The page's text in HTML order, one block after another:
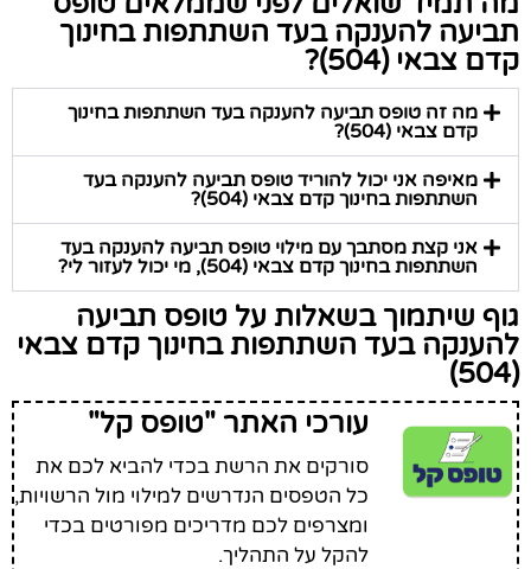
תביעה להענקה בעד השתתפות בחינוך
קדם צבאי (504)?
מה זה טופס תביעה להענקה בעד השתתפות בחינוך
קדם צבאי (504)?
מאיפה אני יכול להוריד טופס תביעה להענקה בעד
השתתפות בחינוך קדם צבאי (504)?
אני קצת מסתבך עם מילוי טופס תביעה להענקה בעד
השתתפות בחינוך קדם צבאי (504), מי יכול לעזור לי?
גוף שיתמוך בשאלות על טופס תביעה
להענקה בעד השתתפות בחינוך קדם צבאי
(504)
עורכי האתר "טופס קל"
סורקים את הרשת בכדי להביא לכם את
כל הטפסים הנדרשים למילוי מול הרשויות,
ומצרפים לכם מדריכים מפורטים בכדי
להקל על התהליך.